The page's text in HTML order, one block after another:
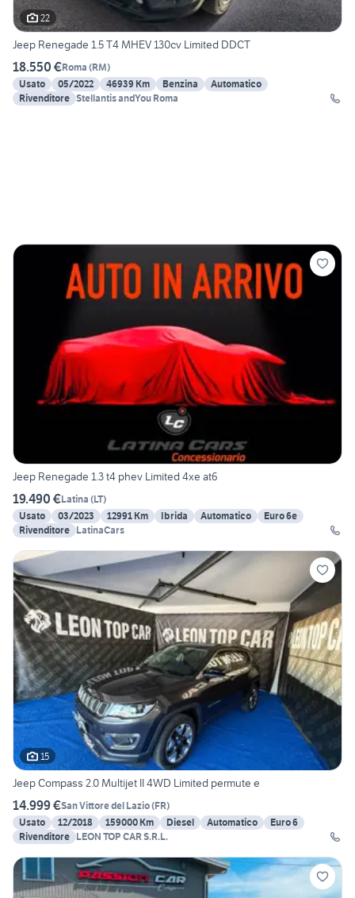
22
Jeep Renegade 1.5 T4 MHEV 130cv Limited DDCT
18.550 €Roma (RM)
Usato
05/2022 46939 Km Benzina
Automatico
Rivenditore Stellantis andYou Roma
Jeep Renegade 1.3 t4 phev Limited 4xe at6
19.490 €Latina (LT)
Usato
03/2023 12991 Km Ibrida Automatico
Euro 6e
Rivenditore LatinaCars
15
Jeep Compass 2.0 Multijet II 4WD Limited permute e
14.999 €San Vittore del Lazio(FR)
Usato
12/2018 159000 Km Diesel Automatico
Euro 6
Rivenditore LEON TOP CAR S.R.L.